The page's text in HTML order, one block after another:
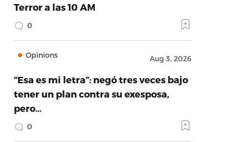
Terror a las 10 AM
0
Opinions Aug 3, 2026
“Esa es mi letra”: negó tres veces bajo
tener un plan contra su exesposa,
pero…
0